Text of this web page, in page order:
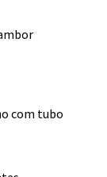
com tubo